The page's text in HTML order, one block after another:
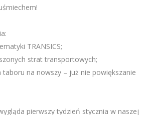
TRANSICS;
strat transportowych;
na nowszy – już nie powiększanie
pierwszy tydzień stycznia w naszej